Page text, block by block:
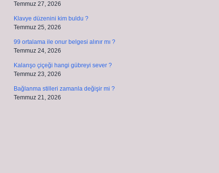
Temmuz 27, 2026
Klavye düzenini kim buldu ?
Temmuz 25, 2026
99 ortalama ile onur belgesi alınır mı ?
Temmuz 24, 2026
Kalanşo çiçeği hangi gübreyi sever ?
Temmuz 23, 2026
Bağlanma stilleri zamanla değişir mi ?
Temmuz 21, 2026